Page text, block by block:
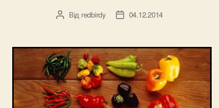
Автор
Від redbirdy
Дата04.12.2014